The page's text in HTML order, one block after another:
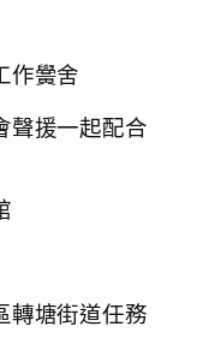
黌舍
援一起配合
塘街道任務